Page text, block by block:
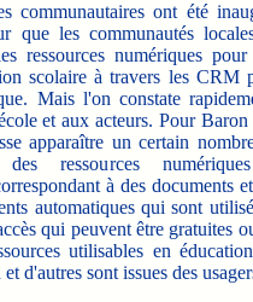
ont été
que les communautés
ressources numériques
scolaire à travers les CRM
Mais l'on constate
et aux acteurs. Pour
apparaître un certain
ressources
à des documents
automatiques qui sont
qui peuvent être gratuites
utilisables en
d'autres sont issues des